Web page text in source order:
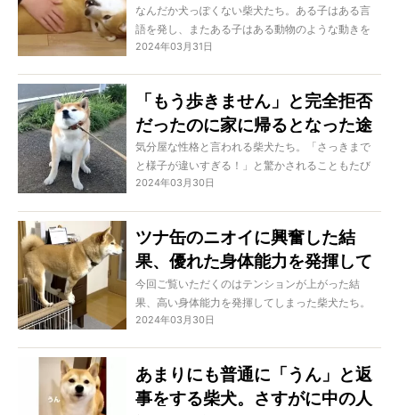
【動画】
なんだか犬っぽくない柴犬たち。ある子はある言
語を発し、またある子はある動物のような動きを
するのです。みんな柴犬設定を忘れすぎ…！
2024年03月31日
「もう歩きません」と完全拒否
だったのに家に帰るとなった途
端、豹変する柴犬【動画】
気分屋な性格と言われる柴犬たち。「さっきまで
と様子が違いすぎる！」と驚かされることもたび
たびあります。まあ、そこが面白いところなので
2024年03月30日
ツナ缶のニオイに興奮した結
果、優れた身体能力を発揮して
しまった柴犬【動画】
今回ご覧いただくのはテンションが上がった結
果、高い身体能力を発揮してしまった柴犬たち。
すごいけれどなぜか笑ってしまうのはなぜ…？
2024年03月30日
あまりにも普通に「うん」と返
事をする柴犬。さすがに中の人